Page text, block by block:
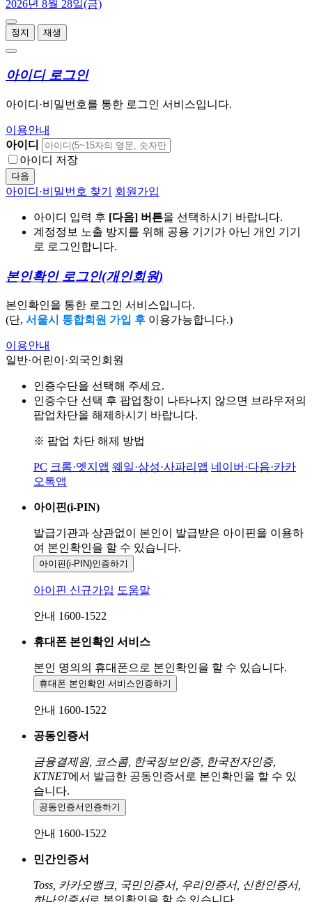
정지 재생
아이디 로그인
아이디·비밀번호를 통한 로그인 서비스입니다.
이용안내
아이디
아이디 저장
다음
아이디·비밀번호 찾기 회원가입
아이디 입력 후 [다음] 버튼을 선택하시기 바랍니다.
계정정보 노출 방지를 위해 공용 기기가 아닌 개인 기기
로 로그인합니다.
본인확인 로그인(개인회원)
본인확인을 통한 로그인 서비스입니다.
(단, 서울시 통합회원 가입 후 이용가능합니다.)
이용안내
일반·어린이·외국인회원
인증수단을 선택해 주세요.
인증수단 선택 후 팝업창이 나타나지 않으면 브라우저의
팝업차단을 해제하시기 바랍니다.
※ 팝업 차단 해제 방법
PC 크롬·엣지앱 웨일·삼성·사파리앱 네이버·다음·카카
오톡앱
아이핀(i-PIN)
발급기관과 상관없이 본인이 발급받은 아이핀을 이용하
여 본인확인을 할 수 있습니다.
아이핀(i-PIN)인증하기
아이핀 신규가입 도움말
안내 1600-1522
휴대폰 본인확인 서비스
본인 명의의 휴대폰으로 본인확인을 할 수 있습니다.
휴대폰 본인확인 서비스인증하기
안내 1600-1522
공동인증서
금융결제원, 코스콤, 한국정보인증, 한국전자인증,
KTNET에서 발급한 공동인증서로 본인확인을 할 수 있
습니다.
공동인증서 인증하기
안내 1600-1522
민간인증서
Toss, 카카오뱅크, 국민인증서, 우리인증서, 신한인증서,